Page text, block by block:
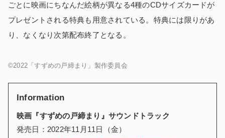
ごとに映画にちなんだ絵柄が異なる4種のCDサイズカードが
プレゼントされる特典も用意されている。特典には限りがあ
り、なくなり次第配布終了となる。
©2022「すずめの戸締まり」製作委員会
Information
映画『すずめの戸締まり』サウンドトラック
発売日：2022年11月11日（金）